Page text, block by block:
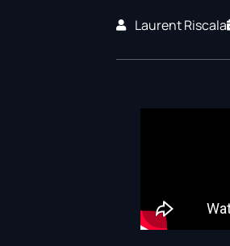
Laurent Riscala